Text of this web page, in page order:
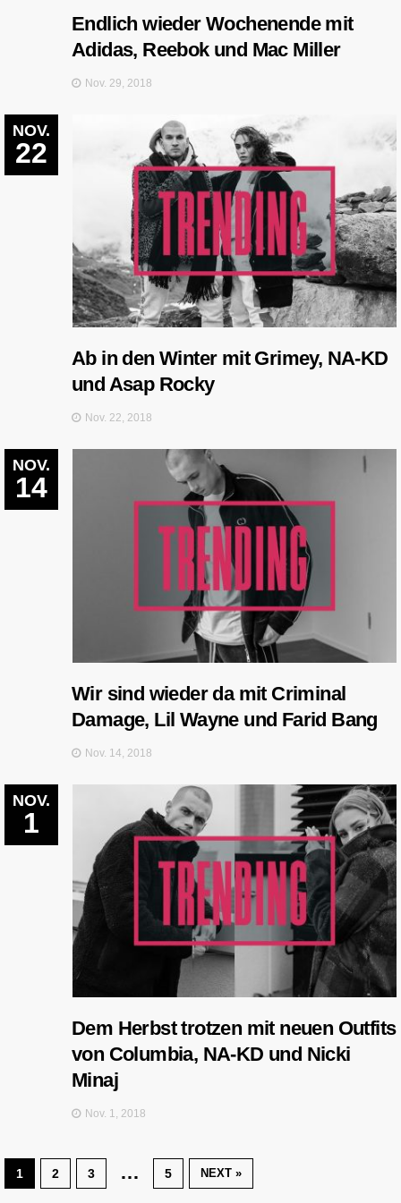
Endlich wieder Wochenende mit
Adidas, Reebok und Mac Miller
Nov. 29, 2018
NOV.
22
Ab in den Winter mit Grimey, NA-KD
und Asap Rocky
Nov. 22, 2018
NOV.
14
Wir sind wieder da mit Criminal
Damage, Lil Wayne und Farid Bang
Nov. 14, 2018
NOV.
1
Dem Herbst trotzen mit neuen Outfits
von Columbia, NA-KD und Nicki
Minaj
Nov. 1, 2018
1 2 3 … 5 NEXT »